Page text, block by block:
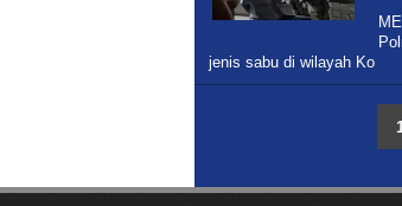
jenis sabu di wilayah Ko